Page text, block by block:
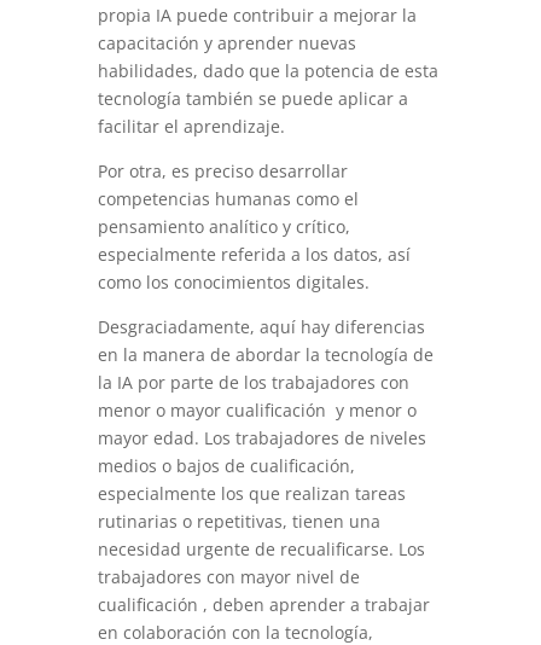
propia IA puede contribuir a mejorar la
capacitación y aprender nuevas
habilidades, dado que la potencia de esta
tecnología también se puede aplicar a
facilitar el aprendizaje.
Por otra, es preciso desarrollar
competencias humanas como el
pensamiento analítico y crítico,
especialmente referida a los datos, así
como los conocimientos digitales.
Desgraciadamente, aquí hay diferencias
en la manera de abordar la tecnología de
la IA por parte de los trabajadores con
menor o mayor cualificación y menor o
mayor edad. Los trabajadores de niveles
medios o bajos de cualificación,
especialmente los que realizan tareas
rutinarias o repetitivas, tienen una
necesidad urgente de recualificarse. Los
trabajadores con mayor nivel de
cualificación , deben aprender a trabajar
en colaboración con la tecnología,